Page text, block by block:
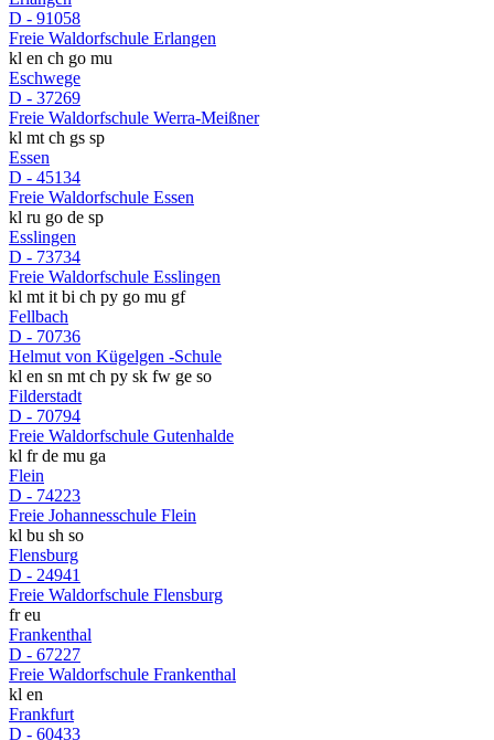
D - 91058
Freie Waldorfschule Erlangen
kl en ch go mu
Eschwege
D - 37269
Freie Waldorfschule Werra-Meißner
kl mt ch gs sp
Essen
D - 45134
Freie Waldorfschule Essen
kl ru go de sp
Esslingen
D - 73734
Freie Waldorfschule Esslingen
kl mt it bi ch py go mu gf
Fellbach
D - 70736
Helmut von Kügelgen -Schule
kl en sn mt ch py sk fw ge so
Filderstadt
D - 70794
Freie Waldorfschule Gutenhalde
kl fr de mu ga
Flein
D - 74223
Freie Johannesschule Flein
kl bu sh so
Flensburg
D - 24941
Freie Waldorfschule Flensburg
fr eu
Frankenthal
D - 67227
Freie Waldorfschule Frankenthal
kl en
Frankfurt
D - 60433